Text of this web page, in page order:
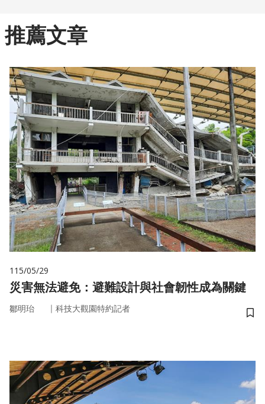
推薦文章
115/05/29
災害無法避免：避難設計與社會韌性成為關鍵
鄒明珆 ｜ 科技大觀園特約記者
儲